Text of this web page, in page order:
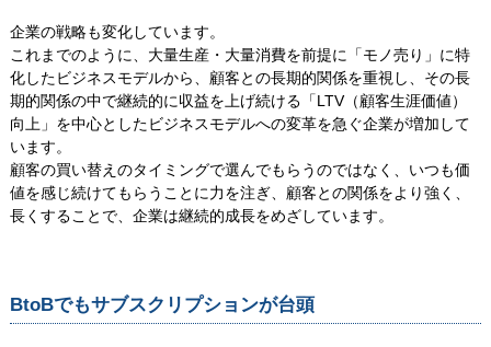
企業の戦略も変化しています。
これまでのように、大量生産・大量消費を前提に「モノ売り」に特
化したビジネスモデルから、顧客との長期的関係を重視し、その長
期的関係の中で継続的に収益を上げ続ける「LTV（顧客生涯価値）
向上」を中心としたビジネスモデルへの変革を急ぐ企業が増加して
います。
顧客の買い替えのタイミングで選んでもらうのではなく、いつも価
値を感じ続けてもらうことに力を注ぎ、顧客との関係をより強く、
長くすることで、企業は継続的成長をめざしています。
BtoBでもサブスクリプションが台頭